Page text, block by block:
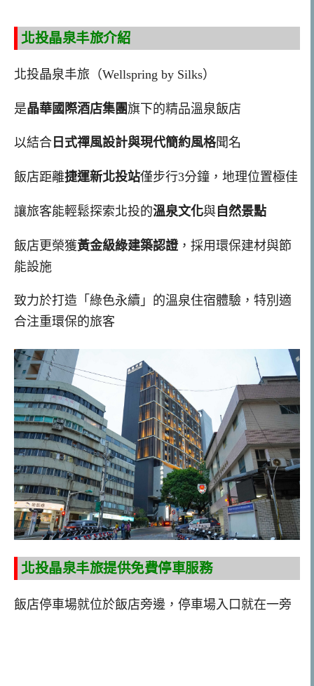
北投晶泉丰旅介紹
北投晶泉丰旅（Wellspring by Silks）
是晶華國際酒店集團旗下的精品溫泉飯店
以結合 日式禪風設計與現代簡約風格聞名
飯店距離捷運新北投站僅步行3分鐘，地理位置極佳
讓旅客能輕鬆探索北投的溫泉文化與自然景點
飯店更榮獲黃金級綠建築認證，採用環保建材與節
能設施
致力於打造「綠色永續」的溫泉住宿體驗，特別適
合注重環保的旅客
北投晶泉丰旅提供免費停車服務
飯店停車場就位於飯店旁邊，停車場入口就在一旁